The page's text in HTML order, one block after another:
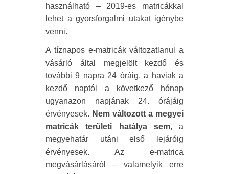
használható – 2019-es matricákkal
lehet a gyorsforgalmi utakat igénybe
venni.
A tíznapos e-matricák változatlanul a
vásárló által megjelölt kezdő és
további 9 napra 24 óráig, a haviak a
kezdő naptól a következő hónap
ugyanazon napjának 24. órájáig
érvényesek. Nem változott a megyei
matricák területi hatálya sem, a
megyehatár utáni első lejáróig
érvényesek. Az e-matrica
megvásárlásáról – valamelyik erre